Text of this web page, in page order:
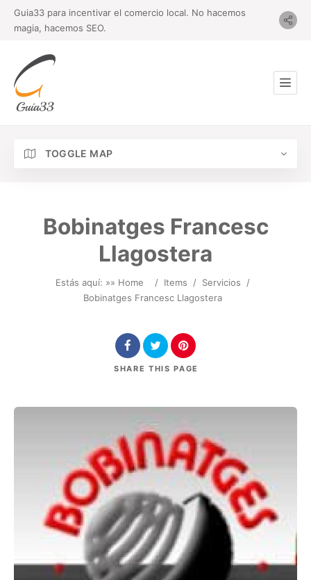
Guia33 para incentivar el comercio local. No hacemos
magia, hacemos SEO.
TOGGLE MAP
Bobinatges Francesc
Llagostera
Estás aquí: »» Home / Items / Servicios
/
Bobinatges Francesc Llagostera
SHARE THIS PAGE